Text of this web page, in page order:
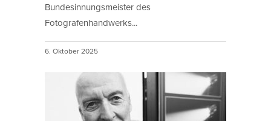
Bundesinnungsmeister des
Fotografenhandwerks...
6. Oktober 2025